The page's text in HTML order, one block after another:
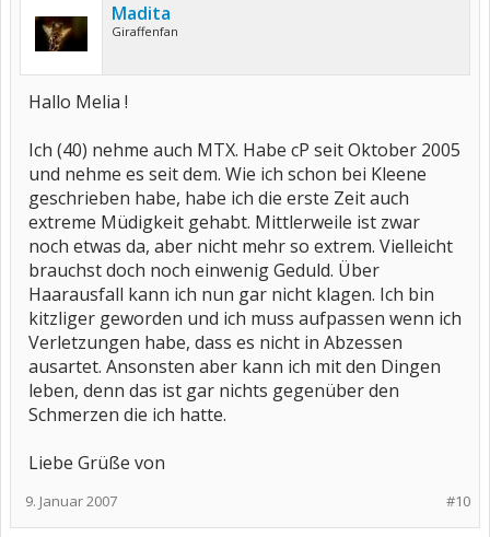
Madita
Giraffenfan
Hallo Melia !
Ich (40) nehme auch MTX. Habe cP seit Oktober 2005
und nehme es seit dem. Wie ich schon bei Kleene
geschrieben habe, habe ich die erste Zeit auch
extreme Müdigkeit gehabt. Mittlerweile ist zwar
noch etwas da, aber nicht mehr so extrem. Vielleicht
brauchst doch noch einwenig Geduld. Über
Haarausfall kann ich nun gar nicht klagen. Ich bin
kitzliger geworden und ich muss aufpassen wenn ich
Verletzungen habe, dass es nicht in Abzessen
ausartet. Ansonsten aber kann ich mit den Dingen
leben, denn das ist gar nichts gegenüber den
Schmerzen die ich hatte.
Liebe Grüße von
#10
9. Januar 2007